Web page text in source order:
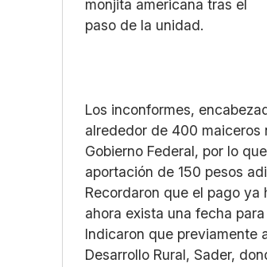
Los inconformes,
alrededor de 400 maiceros
Gobierno Federal, por lo
aportación de 150 pesos
Recordaron que el pago
ahora exista una fecha
Indicaron que previamente
Desarrollo Rural, Sader,